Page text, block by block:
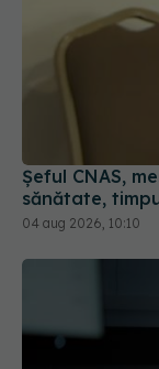
Șeful CNAS,
sănătate,
04 aug 2026, 10:10